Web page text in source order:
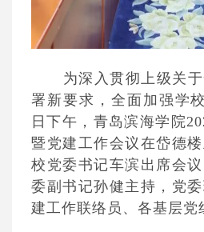
为深入贯彻上级关
署新要求，全面加强学
日下午，青岛滨海学院
暨党建工作会议在岱德楼
校党委书记车滨出席会
委副书记孙健主持，党
建工作联络员、各基层党